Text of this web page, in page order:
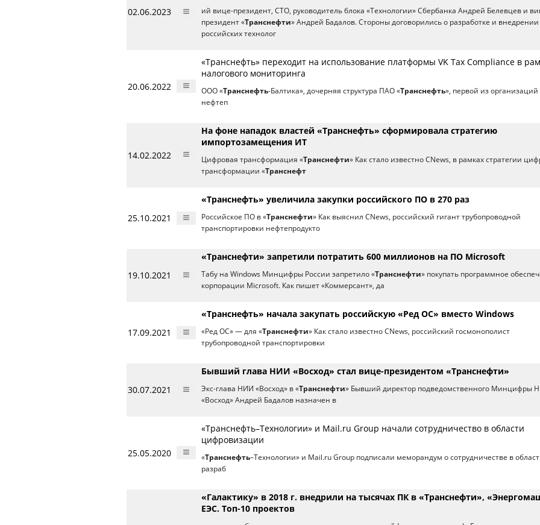
02.06.2023
ий вице-президент, CTO, руководитель блока «Технологии» Сбербанка Андрей Белевцев и
президент «Транснефти» Андрей Бадалов. Стороны договорились о разработке и внедрении
российских технолог
20.06.2022
«Транснефть» переходит на использование платформы VK Tax Compliance в
налогового мониторинга
ООО «Транснефть-Балтика», дочерняя структура ПАО «Транснефть», первой из организаций
нефтеп
14.02.2022
На фоне нападок властей «Транснефть» сформировала стратегию
импортозамещения ИТ
Цифровая трансформация «Транснефти» Как стало известно CNews, в рамках стратегии
трансформации «Транснефт
25.10.2021
«Транснефть» увеличила закупки российского ПО в 270 раз
Российское ПО в «Транснефти» Как выяснил CNews, российский гигант трубопроводной
транспортировки нефтепродукто
19.10.2021
«Транснефти» запретили потратить 600 миллионов на ПО Microsoft
Табу на Windows Минцифры России запретило «Транснефти» покупать программное
корпорации Microsoft. Как пишет «Коммерсант», да
17.09.2021
«Транснефть» начала закупать российскую «Ред ОС» вместо Windows
«Ред ОС» — для «Транснефти» Как стало известно CNews, российский госмонополист
трубопроводной транспортировки
30.07.2021
Бывший глава НИИ «Восход» стал вице-президентом «Транснефти»
Экс-глава НИИ «Восход» в «Транснефти» Бывший директор подведомственного Минцифры
«Восход» Андрей Бадалов назначен в
25.05.2020
«Транснефть–Технологии» и Mail.ru Group начали сотрудничество в области
цифровизации
«Транснефть–Технологии» и Mail.ru Group подписали меморандум о сотрудничестве в
разраб
«Галактику» в 2018 г. внедрили на тысячах ПК в «Транснефти»,
ЕЭС. Топ-10 проектов